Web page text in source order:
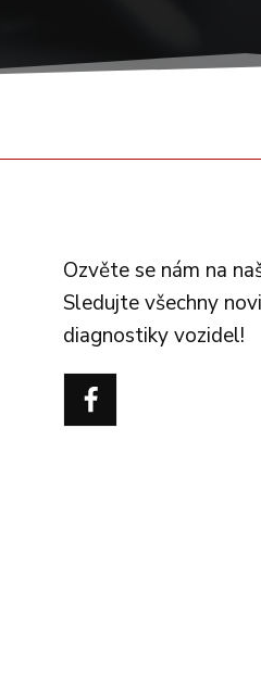
Ozvěte se nám na
Sledujte všechny
diagnostiky vozidel!